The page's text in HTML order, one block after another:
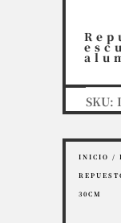
SKU:
INICIO /
30CM